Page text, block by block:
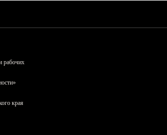
рабочих
края